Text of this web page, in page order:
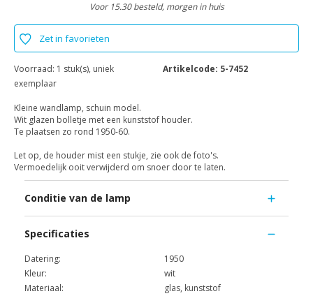
Voor 15.30 besteld, morgen in huis
Zet in favorieten
Voorraad: 1 stuk(s), uniek
exemplaar
Artikelcode: 5-7452
Kleine wandlamp, schuin model.
Wit glazen bolletje met een kunststof houder.
Te plaatsen zo rond 1950-60.
Let op, de houder mist een stukje, zie ook de foto's.
Vermoedelijk ooit verwijderd om snoer door te laten.
Conditie van de lamp
Specificaties
Datering:
1950
Kleur:
wit
Materiaal:
glas, kunststof